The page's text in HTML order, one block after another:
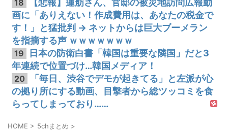
18
【悲報】蓮舫さん、官邸の被災地訪問広報動
画に「ありえない！作成費用は、あなたの税金で
す！」と猛批判 → ネットからは巨大ブーメラン
を指摘する声 ｗｗｗｗｗｗｗ
19
日本の防衛白書「韓国は重要な隣国」だと3
年連続で位置づけ…韓国メディア！
20
「毎日、渋谷でデモが起きてる」と左派が心
の拠り所にする動画、目撃者から総ツッコミを食
らってしまっており……
HOME > 5chまとめ >